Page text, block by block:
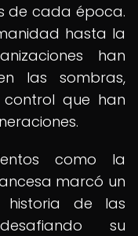
de cada época.
hasta la
han
las sombras,
que han
como la
marcó un
de las
su